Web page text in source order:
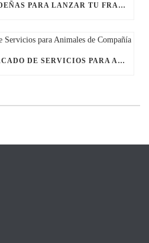
ÚLTIMAS BECAS NAVIDEÑAS PARA LANZAR TU FRANQUICIA DE ANIMALES DE COMPAÑÍA
TENDENCIAS DEL MERCADO DE SERVICIOS PARA ANIMALES DE COMPAÑÍA